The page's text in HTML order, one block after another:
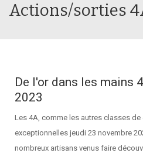
Actions/sorties
De l'or dans les mains
2023
Les 4A, comme les autres classes
exceptionnelles jeudi 23 novembre
nombreux artisans venus faire